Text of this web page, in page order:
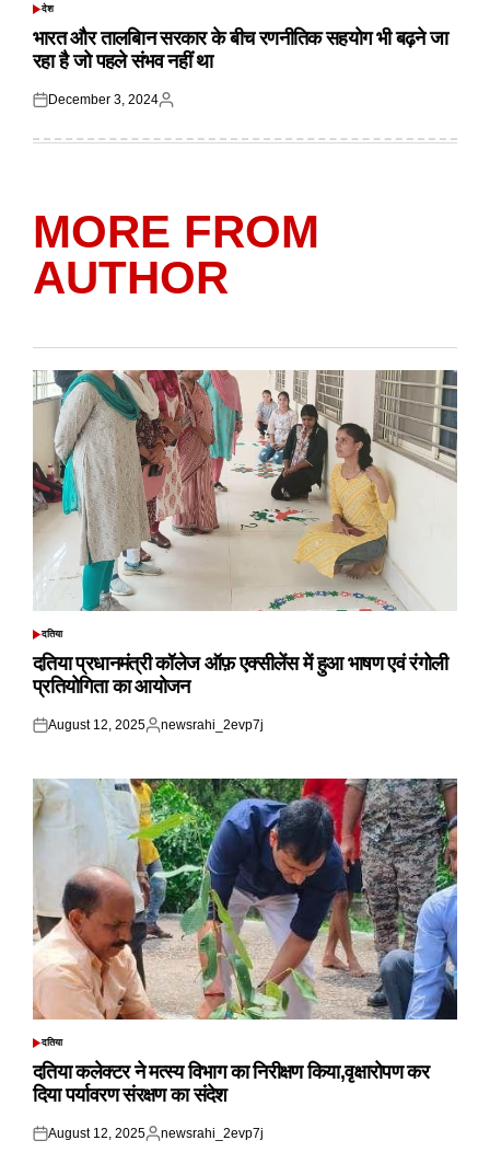
POSTED
देश
भारत और तालबिान सरकार के बीच रणनीतिक सहयोग भी बढ़ने जा
रहा है जो पहले संभव नहीं था
Posted
December 3, 2024
Posted
MORE FROM
AUTHOR
POSTED
दतिया
दतिया प्रधानमंत्री कॉलेज ऑफ़ एक्सीलेंस में हुआ भाषण एवं रंगोली
प्रतियोगिता का आयोजन
Posted
August 12, 2025
Posted
newsrahi_2evp7j
POSTED
दतिया
दतिया कलेक्टर ने मत्स्य विभाग का निरीक्षण किया,वृक्षारोपण कर
दिया पर्यावरण संरक्षण का संदेश
Posted
August 12, 2025
Posted
newsrahi_2evp7j